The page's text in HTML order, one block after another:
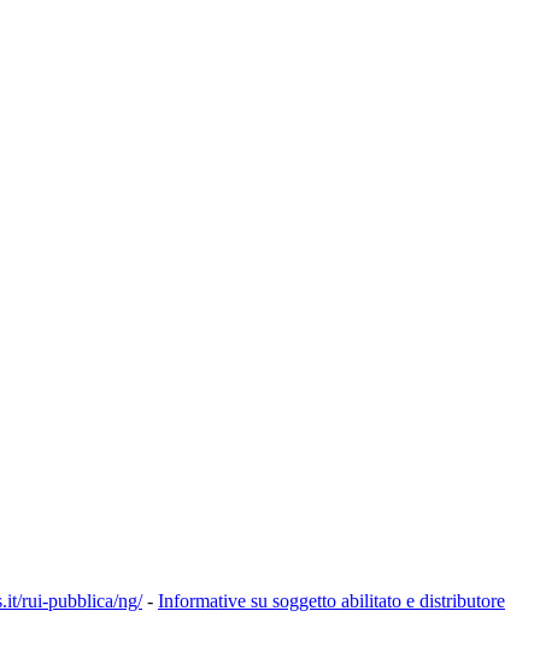
rui-pubblica/ng/- Informative su soggetto abilitato e distributore